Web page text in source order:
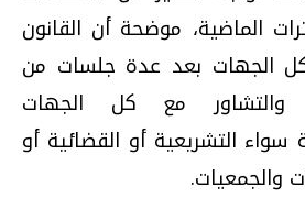
الماضية، موضحة أن القانون
كل الجهات بعد عدة جلسات من
والتشاور مع كل الجهات
التشريعية أو القضائية أو
والجمعيات.